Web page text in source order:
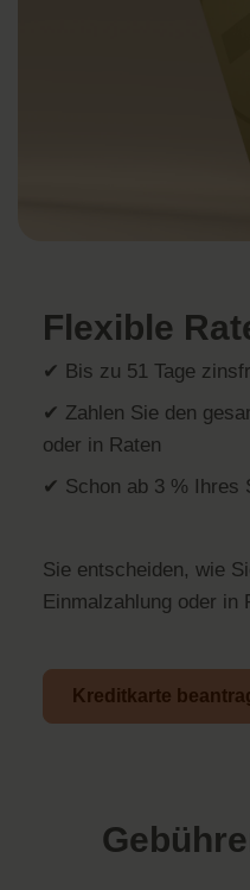
Flexible
✔ Bis zu 51 Tage
✔ Zahlen Sie den
oder in Raten
✔ Schon ab 3 % Ihres
Sie entscheiden, wie
Einmalzahlung oder in
Kreditkarte